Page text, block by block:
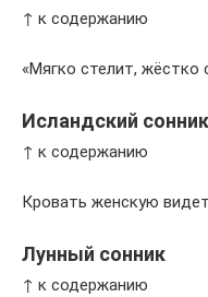
↑ к содержанию
«Мягко стелит, жёстко
Исландский сонник
↑ к содержанию
Кровать женскую
Лунный сонник
↑ к содержанию